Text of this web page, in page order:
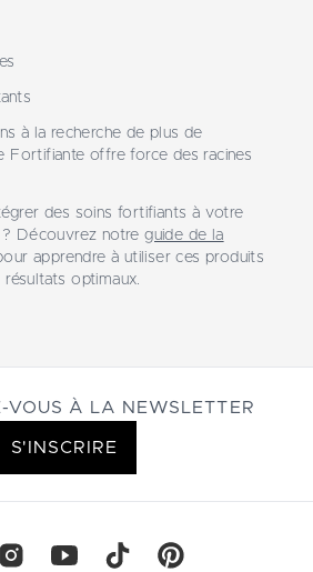
à la recherche de plus de
Fortifiante offre force des racines
des soins fortifiants à votre
? Découvrez notreguide de la
apprendre à utiliser ces produits
optimaux.
VOUS À LA NEWSLETTER
S'INSCRIRE